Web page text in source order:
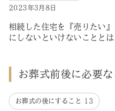
2023年3月8日
相続した住宅を『売りたい
にしないといけないこととは
お葬式前後に必要な
お葬式の後にすること 13